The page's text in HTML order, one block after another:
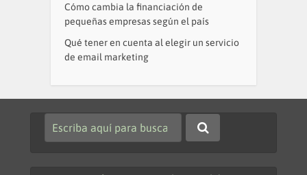
Cómo cambia la financiación de
pequeñas empresas según el país
Qué tener en cuenta al elegir un servicio
de email marketing